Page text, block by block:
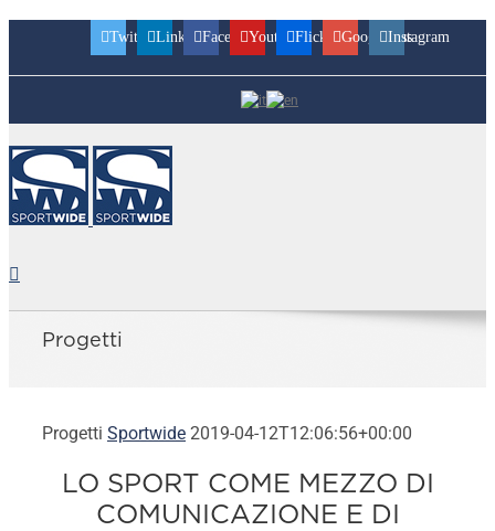
TwitterLinkedinFacebookYoutubeFlickr GoogleplusInstagram
Progetti
Progetti Sportwide 2019-04-12T12:06:56+00:00
LO SPORT COME MEZZO DI
COMUNICAZIONE E DI